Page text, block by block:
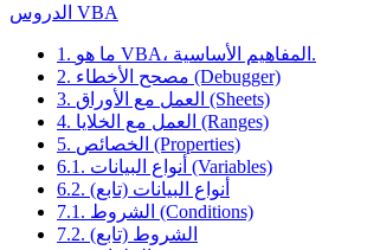
الدروس VBA
1. ما هو VBA، المفاهيم الأساسية.
2. مصحح الأخطاء (Debugger)
3. العمل مع الأوراق (Sheets)
4. العمل مع الخلايا (Ranges)
5. الخصائص (Properties)
6.1. أنواع البيانات (Variables)
6.2. أنواع البيانات (تابع)
7.1. الشروط (Conditions)
7.2. الشروط (تابع)